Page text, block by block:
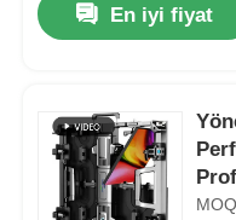
En iyi fiyat